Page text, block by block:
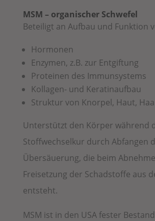
MSM – organischer Schwefel
Beteiligt an Aufbau und Funktion
Hormonen
Enzymen, z.B. zur Entgiftung
Proteinen des Immunsystems
Kollagen- und Keratinaufbau
Struktur von Knorpel, Haut,
Unterstützt den Körper während
Stoffwechselkur durch Abfangen
Übersäuerung, die beim
Freisetzung der Schadstoffe aus
entsteht.
MSM ist in den USA fester